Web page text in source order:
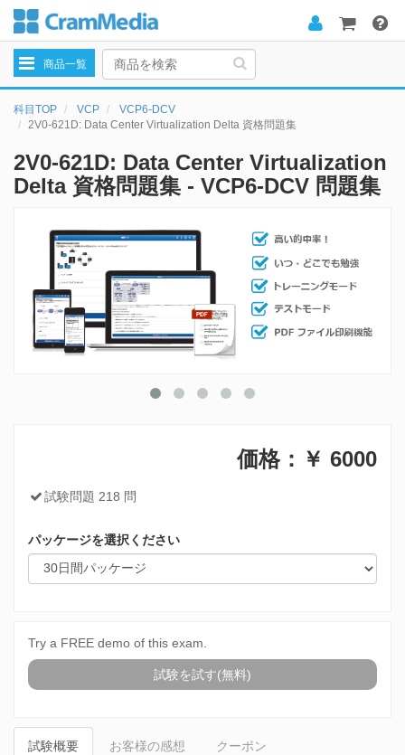
navigation
商品一覧
科目TOP VCP
VCP6-DCV
2V0-621D: Data Center Virtualization Delta 資格問題集
2V0-621D: Data Center Virtualization
Delta 資格問題集 - VCP6-DCV 問題集
価格：￥ 6000
試験問題 218 問
パッケージを選択ください
Try a FREE demo of this exam.
試験を試す(無料)
試験概要 お客様の感想 クーポン